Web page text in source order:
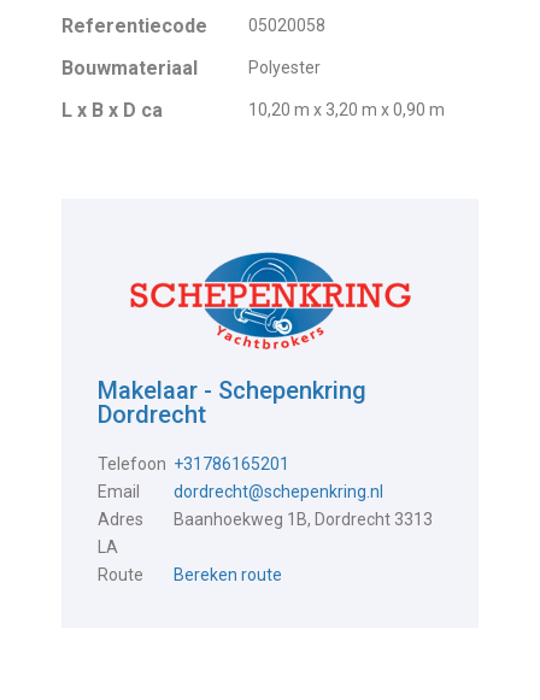
Referentiecode 05020058
Bouwmateriaal Polyester
L x B x D ca 10,20 m x 3,20 m x 0,90 m
Makelaar - Schepenkring
Dordrecht
Telefoon +31786165201
Email
dordrecht@schepenkring.nl
Adres
Baanhoekweg 1B, Dordrecht 3313
LA
Route
Bereken route